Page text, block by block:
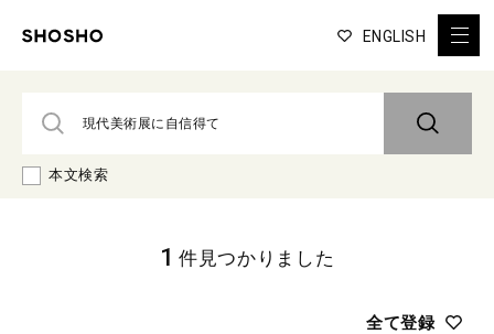
ENGLISH
本文検索
全て登録
1 件見つかりました